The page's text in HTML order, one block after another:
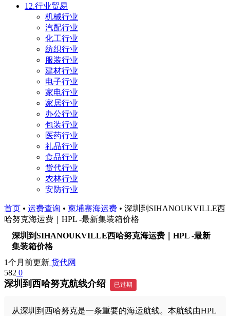
12.行业贸易
机械行业
汽配行业
化工行业
纺织行业
服装行业
建材行业
电子行业
家电行业
家居行业
办公行业
包装行业
医药行业
礼品行业
食品行业
货代行业
农林行业
安防行业
首页 • 运费查询 • 柬埔寨海运费 • 深圳到SIHANOUKVILLE西
哈努克海运费｜HPL -最新集装箱价格
深圳到SIHANOUKVILLE西哈努克海运费｜HPL -最新
集装箱价格
1个月前更新 货代网
582 0
深圳到西哈努克航线介绍 已过期
从深圳到西哈努克是一条重要的海运航线。本航线由HPL